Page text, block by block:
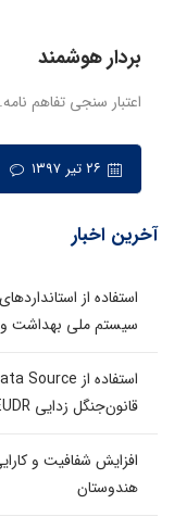
بردار هوشمند
اعتبار سنجی تفاهم
آخرین اخبار
سیستم ملی بهداشت و
قانون‌جنگل زدایی EUDR
افزایش شفافیت و
هندوستان